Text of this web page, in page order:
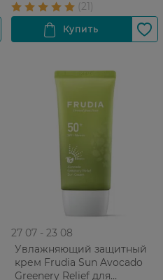
27 07 - 23 08
Увлажняющий защитный
крем Frudia Sun Avocado
Greenery Relief для